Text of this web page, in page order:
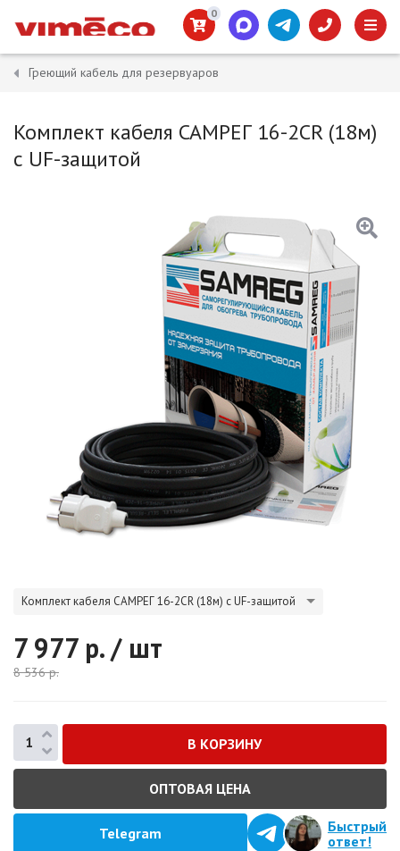
0
Греющий кабель для резервуаров
Комплект кабеля САМРЕГ 16-2CR (18м)
с UF-защитой
Комплект кабеля САМРЕГ 16-2CR (18м) с UF-защитой
7 977р. / шт
8 536р.
ОПТОВАЯ ЦЕНА
Telegram
Быстрый
ответ!